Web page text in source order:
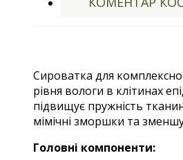
Сироватка для
рівня вологи в клітинах
підвищує пружність
мімічні зморшки та
Головні компоненти: